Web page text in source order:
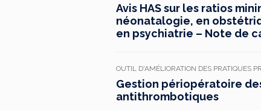
Avis HAS sur les ratios
néonatalogie, en
en psychiatrie – Note de
OUTIL D'AMÉLIORATION DES PRATIQUES
Gestion périopératoire
antithrombotiques